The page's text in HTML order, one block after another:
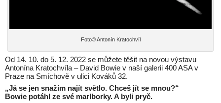
Foto© Antonín Kratochvíl
Od 14. 10. do 5. 12. 2022 se můžete těšit na novou výstavu
Antonína Kratochvíla – David Bowie v naší galerii 400 ASA v
Praze na Smíchově v ulici Kováků 32.
„Já se jen snažím najít světlo. Chceš jít se mnou?“
Bowie potáhl ze své marlborky. A byli pryč.